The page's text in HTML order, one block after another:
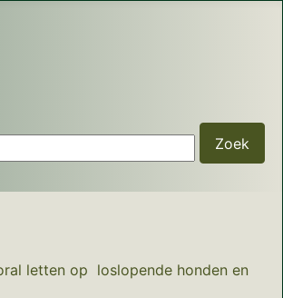
Zoek
letten op loslopende honden en